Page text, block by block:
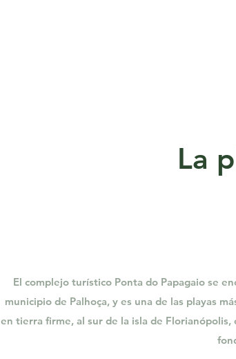
La
El complejo turístico Ponta do Papagaio se
municipio de Palhoça, y es una de las playas
en tierra firme, al sur de la isla de